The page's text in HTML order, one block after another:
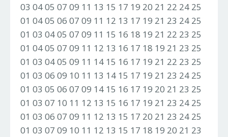
03 04 05 07 09 11 13 15 17 19 20 21 22 24 25
01 04 05 06 07 09 11 12 13 17 19 21 23 24 25
01 03 04 05 07 09 11 15 16 18 19 21 22 23 25
01 04 05 07 09 11 12 13 16 17 18 19 21 23 25
01 03 04 05 09 11 14 15 16 17 19 21 22 23 25
01 03 06 09 10 11 13 14 15 17 19 21 23 24 25
01 03 05 06 07 09 14 15 16 17 19 20 21 23 25
01 03 07 10 11 12 13 15 16 17 19 21 23 24 25
01 03 06 07 09 11 12 13 15 17 20 21 23 24 25
01 03 07 09 10 11 12 13 15 17 18 19 20 21 23